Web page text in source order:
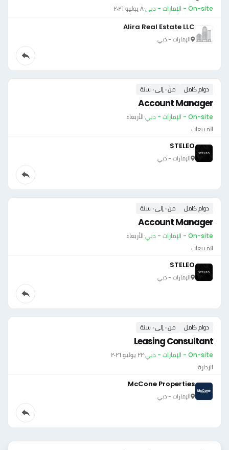
On-site - الإمارات - دبي ·٨ يوليو ٢٠٢٦
Alira Real Estate LLC
الإمارات - دبي
دوام كامل من ٠ إلى ٠ سنة
Account Manager
On-site - الإمارات - دبي ·الأربعاء
المبيعات
STELEO
الإمارات - دبي
دوام كامل من ٠ إلى ٠ سنة
Account Manager
On-site - الإمارات - دبي ·الأربعاء
المبيعات
STELEO
الإمارات - دبي
دوام كامل من ٠ إلى ٠ سنة
Leasing Consultant
On-site - الإمارات - دبي ·٢٢ يوليو ٢٠٢٦
الإدارة
McCone Properties
الإمارات - دبي